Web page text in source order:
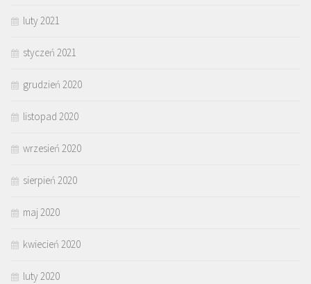
luty 2021
styczeń 2021
grudzień 2020
listopad 2020
wrzesień 2020
sierpień 2020
maj 2020
kwiecień 2020
luty 2020